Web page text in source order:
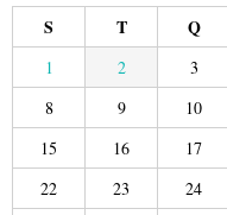
S T Q
1 2 3
8
9 10
15
16 17
22
23 24